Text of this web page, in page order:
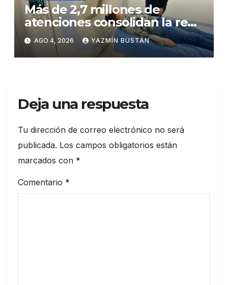
Más de 2,7 millones de
atenciones consolidan la red
municipal de salud
AGO 4, 2026 YAZMÍN BUSTÁN
Deja una respuesta
Tu dirección de correo electrónico no será
publicada. Los campos obligatorios están
marcados con *
Comentario *